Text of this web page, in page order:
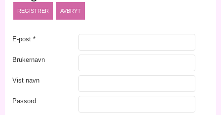
REGISTRER AVBRYT
E-post *
Brukernavn
Vist navn
Passord